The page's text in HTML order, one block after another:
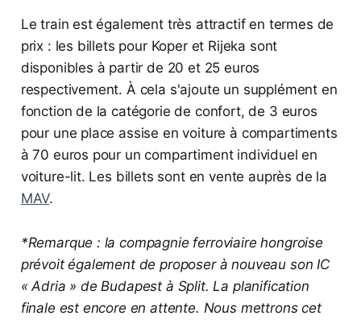
Le train est également très attractif en termes de
prix : les billets pour Koper et Rijeka sont
disponibles à partir de 20 et 25 euros
respectivement. À cela s'ajoute un supplément en
fonction de la catégorie de confort, de 3 euros
pour une place assise en voiture à compartiments
à 70 euros pour un compartiment individuel en
voiture-lit. Les billets sont en vente auprès de la
MAV.
*Remarque : la compagnie ferroviaire hongroise
prévoit également de proposer à nouveau son IC
« Adria » de Budapest à Split. La planification
finale est encore en attente. Nous mettrons cet